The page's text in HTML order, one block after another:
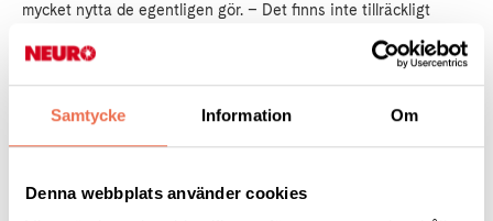
Samtycke Information Om
Denna webbplats använder cookies
mycket nytta de egentligen gör. – Det finns inte tillräckligt
vetenskapligt underlag för att rekommendera användning av
solskyddsmedel för att förebygga hudcancer, säger forskaren
Bengt Järvholm vid Umeå universitet.
Läs mer:påForskning.se